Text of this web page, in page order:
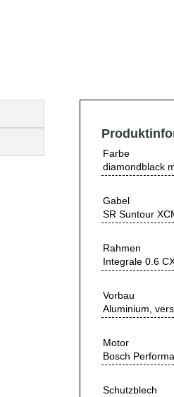
Farbe
diamondblack
Gabel
SR Suntour
Rahmen
Integrale 0.6
Vorbau
Aluminium,
Motor
Bosch
Schutzblech